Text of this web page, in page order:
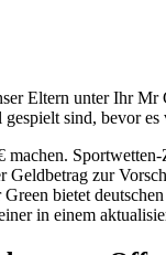
Eltern unter Ihr
sind, bevor
machen.
zur
bietet
in einem